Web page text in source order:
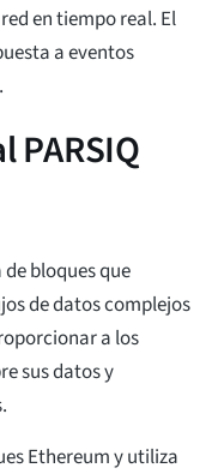
en tiempo real. El
a eventos
bloques que
de datos complejos
a los
sus datos y
Ethereum y utiliza